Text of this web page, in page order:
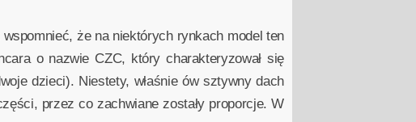
że na niektórych rynkach model ten
o nazwie CZC, który charakteryzował się
dzieci). Niestety, właśnie ów sztywny dach
przez co zachwiane zostały proporcje. W